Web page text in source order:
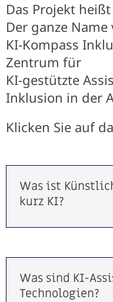
Das Projekt
Der ganze
KI-Kompass
Zentrum für
KI-gestützte
Inklusion in der
Klicken Sie auf
Was ist
kurz KI?
Was sind KI-
Technologien?